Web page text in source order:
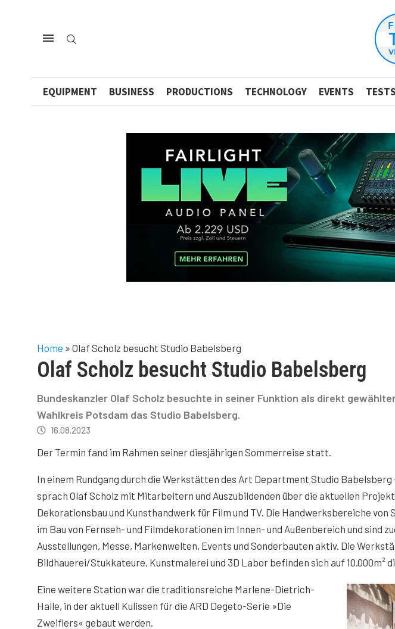
EQUIPMENT BUSINESS PRODUCTIONS TECHNOLOGY EVENTS TESTS
Home » Olaf Scholz besucht Studio Babelsberg
Olaf Scholz besucht Studio Babelsberg
Bundeskanzler Olaf Scholz besuchte in seiner Funktion als direkt
Wahlkreis Potsdam das Studio Babelsberg.
16.08.2023
Der Termin fand im Rahmen seiner diesjährigen Sommerreise statt.
In einem Rundgang durch die Werkstätten des Art Department Studio Babelsberg
sprach Olaf Scholz mit Mitarbeitern und Auszubildenden über die aktuellen
Dekorationsbau und Kunsthandwerk für Film und TV. Die Handwerksbereiche von
im Bau von Fernseh- und Filmdekorationen im Innen- und Außenbereich und sind
Ausstellungen, Messe, Markenwelten, Events und Sonderbauten aktiv. Die
Bildhauerei/Stukkateure, Kunstmalerei und 3D Labor befinden sich auf 10.000m²
Eine weitere Station war die traditionsreiche Marlene-Dietrich-
Halle, in der aktuell Kulissen für die ARD Degeto-Serie »Die
Zweiflers« gebaut werden.